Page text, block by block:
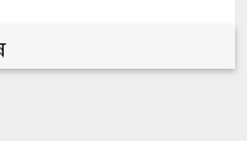
উপলক্ষে শিশুদের